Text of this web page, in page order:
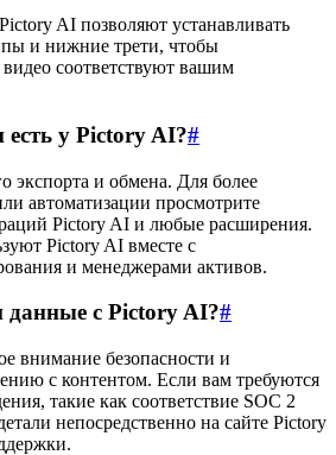
AI позволяют устанавливать
и нижние трети, чтобы
видео соответствуют вашим
у Pictory AI?#
экспорта и обмена. Для более
автоматизации просмотрите
Pictory AI и любые расширения.
Pictory AI вместе с
и менеджерами активов.
с Pictory AI?#
внимание безопасности и
с контентом. Если вам требуются
такие как соответствие SOC 2
непосредственно на сайте Pictory